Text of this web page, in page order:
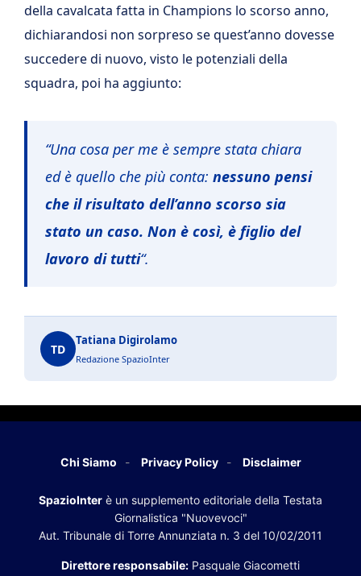
della cavalcata fatta in Champions lo scorso anno,
dichiarandosi non sorpreso se quest’anno dovesse
succedere di nuovo, visto le potenziali della
squadra, poi ha aggiunto:
“Una cosa per me è sempre stata chiara
ed è quello che più conta: nessuno pensi
che il risultato dell’anno scorso sia
stato un caso. Non è così, è figlio del
lavoro di tutti“.
TD
Tatiana Digirolamo
Redazione SpazioInter
Chi Siamo Privacy Policy Disclaimer
SpazioInter è un supplemento editoriale della Testata
Giornalistica "Nuovevoci"
Aut. Tribunale di Torre Annunziata n. 3 del 10/02/2011
Direttore responsabile: Pasquale Giacometti